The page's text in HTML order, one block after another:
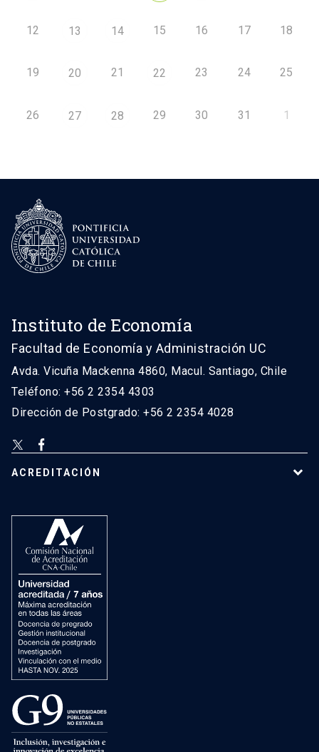
12 13 14 15 16 17 18
19 20 21 22 23 24 25
26 27 28 29 30 31 1
Instituto de Economía
Facultad de Economía y Administración UC
Avda. Vicuña Mackenna 4860, Macul. Santiago, Chile
Teléfono: +56 2 2354 4303
Dirección de Postgrado: +56 2 2354 4028
ACREDITACIÓN